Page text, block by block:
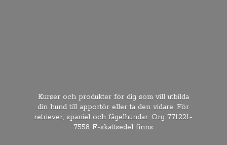
Kurser och produkter för dig som vill utbilda
din hund till apportör eller ta den vidare. För
retriever, spaniel och fågelhundar. Org 771221-
7558 F-skattsedel finns